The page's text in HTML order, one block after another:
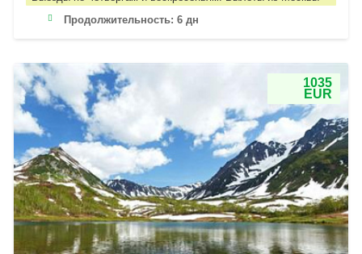
Продолжительность: 6 дн
1035
EUR